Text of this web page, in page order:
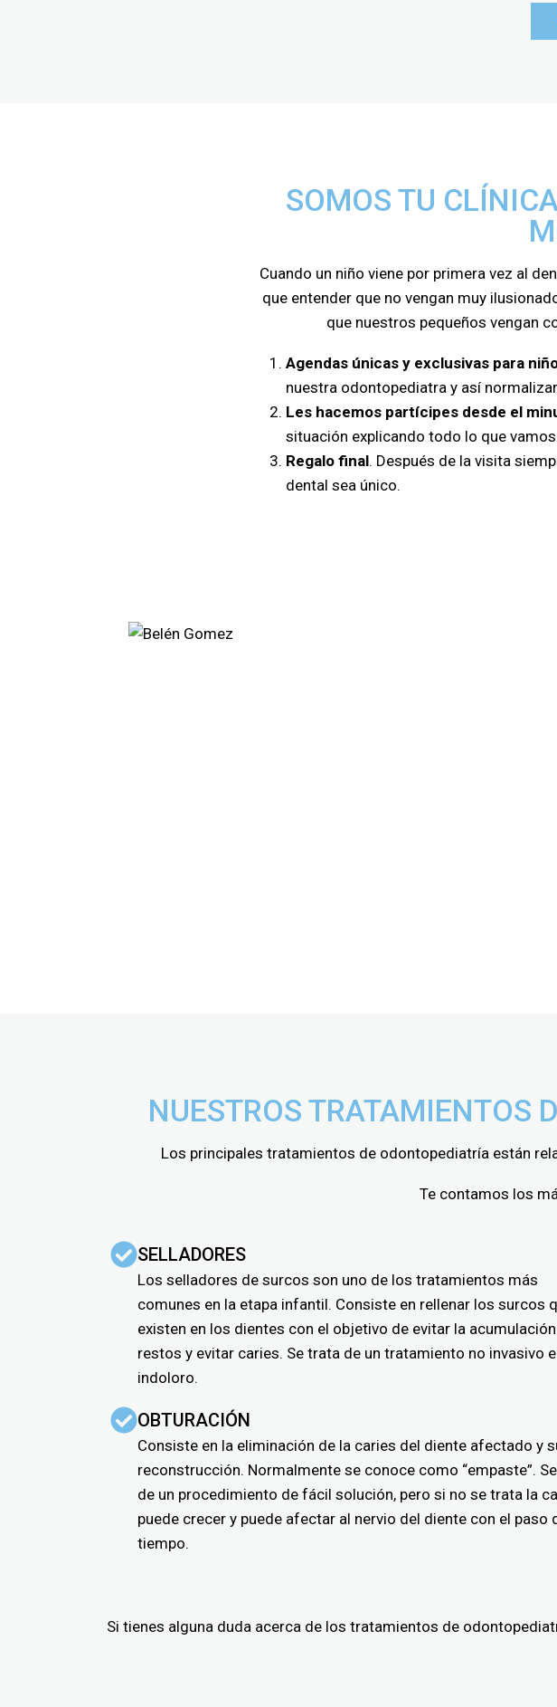
SOMOS TU
Cuando un niño viene por primera vez al
que entender que no vengan muy
que nuestros pequeños vengan
Agendas únicas y exclusivas para
nuestra odontopediatra y así
Les hacemos partícipes desde el
situación explicando todo lo que
Regalo final. Después de la visita
dental sea único.
NUESTROS TRATAMIENTOS
Los principales tratamientos de odontopediatría están
Te contamos los
SELLADORES
Los selladores de surcos son uno de los tratamientos más
comunes en la etapa infantil. Consiste en rellenar los surcos
existen en los dientes con el objetivo de evitar la
restos y evitar caries. Se trata de un tratamiento no invasivo e
indoloro.
OBTURACIÓN
Consiste en la eliminación de la caries del diente afectado y
reconstrucción. Normalmente se conoce como “empaste”.
de un procedimiento de fácil solución, pero si no se trata la
puede crecer y puede afectar al nervio del diente con el paso
tiempo.
Si tienes alguna duda acerca de los tratamientos de